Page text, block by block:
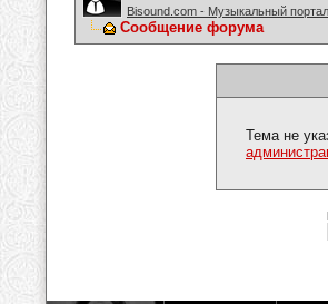
Bisound.com - Музыкальный портал
Сообщение форума
Тема не